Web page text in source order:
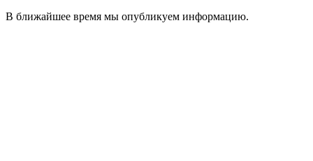
В ближайшее время мы опубликуем информацию.